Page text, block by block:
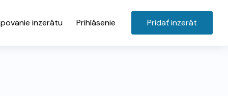
inzerátu Prihlásenie Pridať inzerát